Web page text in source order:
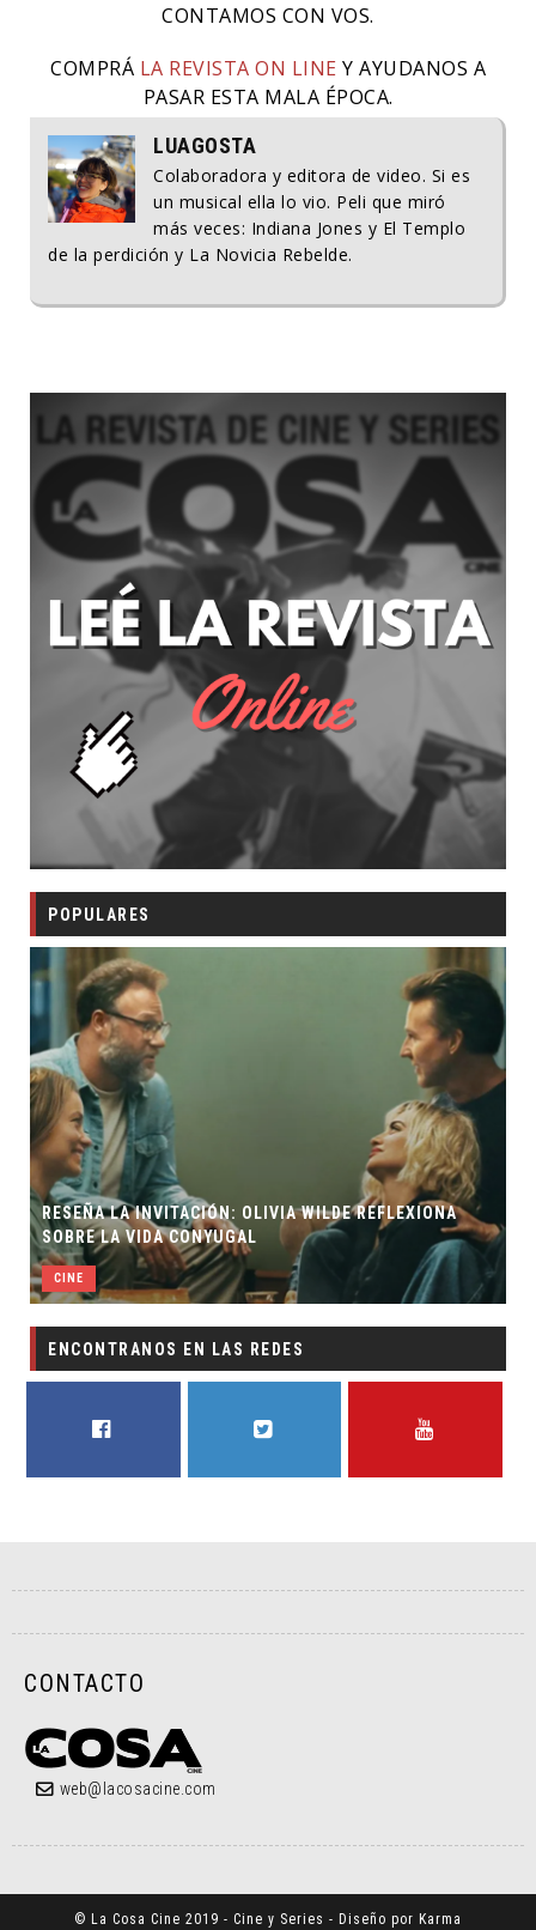
CONTAMOS CON VOS.
COMPRÁ LA REVISTA ON LINE Y AYUDANOS A
PASAR ESTA MALA ÉPOCA.
LUAGOSTA
Colaboradora y editora de video. Si es
un musical ella lo vio. Peli que miró
más veces: Indiana Jones y El Templo
de la perdición y La Novicia Rebelde.
POPULARES
RESEÑA LA INVITACIÓN: OLIVIA WILDE REFLEXIONA
SOBRE LA VIDA CONYUGAL
CINE
ENCONTRANOS EN LAS REDES
CONTACTO
web@lacosacine.com
© La Cosa Cine 2019 - Cine y Series - Diseño por Karma